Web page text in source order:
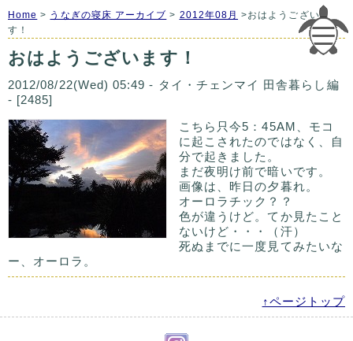
Home > うなぎの寝床 アーカイブ > 2012年08月 >おはようございま
す！
おはようございます！
2012/08/22(Wed) 05:49 - タイ・チェンマイ 田舎暮らし編
- [2485]
こちら只今5：45AM、モコ
に起こされたのではなく、自
分で起きました。
まだ夜明け前で暗いです。
画像は、昨日の夕暮れ。
オーロラチック？？
色が違うけど。てか見たこと
ないけど・・・（汗）
死ぬまでに一度見てみたいな
ー、オーロラ。
↑ページトップ